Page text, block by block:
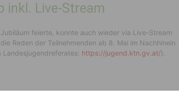
inkl. Live-Stream
feierte, konnte auch wieder via Live-Stream
Reden der Teilnehmenden ab 8. Mai im Nachhinein
Landesjugendreferates: https://jugend.ktn.gv.at/).